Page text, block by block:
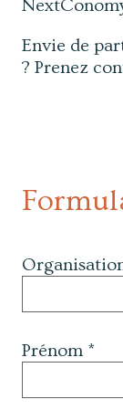
Envie de
? Prenez
Prénom *